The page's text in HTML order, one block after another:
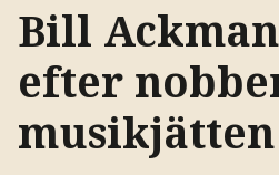
Bill
efter